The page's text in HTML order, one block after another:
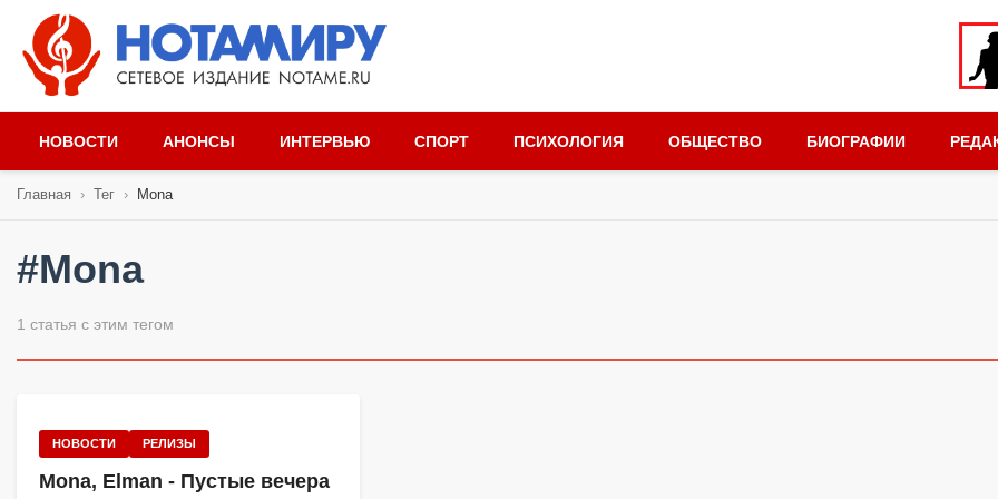
НОВОСТИ АНОНСЫ ИНТЕРВЬЮ СПОРТ ПСИХОЛОГИЯ ОБЩЕСТВО БИОГРАФИИ
Главная › Тег › Mona
#Mona
1 статья с этим тегом
НОВОСТИ РЕЛИЗЫ
Mona, Elman - Пустые вечера